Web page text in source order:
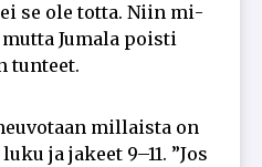
se ole tot­ta. Niin mi­
Ju­ma­la pois­ti
tun­teet.
mil­lais­ta on
ja ja­keet 9–11. ”Jos